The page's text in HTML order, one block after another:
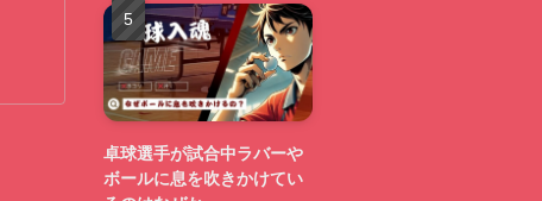
卓球選手が試合中ラバーや
ボールに息を吹きかけてい